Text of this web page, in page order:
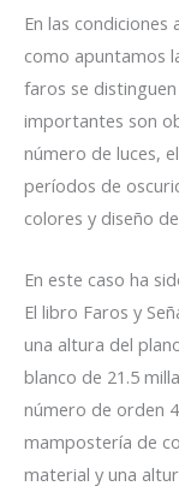
En las condiciones
como apuntamos
faros se
importantes son
número de luces,
períodos de
colores y diseño
En este caso ha
El libro Faros y
una altura del
blanco de 21.5
número de orden
mampostería de
material y una